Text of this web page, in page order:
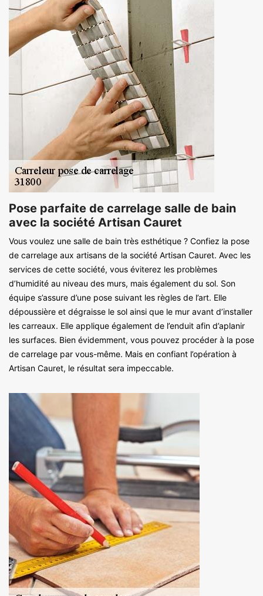
Pose parfaite de carrelage salle de bain
avec la société Artisan Cauret
Vous voulez une salle de bain très esthétique ? Confiez la pose
de carrelage aux artisans de la société Artisan Cauret. Avec les
services de cette société, vous éviterez les problèmes
d’humidité au niveau des murs, mais également du sol. Son
équipe s’assure d’une pose suivant les règles de l’art. Elle
dépoussière et dégraisse le sol ainsi que le mur avant d’installer
les carreaux. Elle applique également de l’enduit afin d’aplanir
les surfaces. Bien évidemment, vous pouvez procéder à la pose
de carrelage par vous-même. Mais en confiant l’opération à
Artisan Cauret, le résultat sera impeccable.